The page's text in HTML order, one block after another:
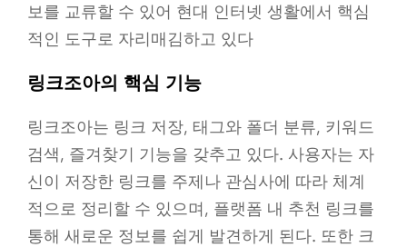
보를 교류할 수 있어 현대 인터넷 생활에서 핵심
적인 도구로 자리매김하고 있다
링크조아의 핵심 기능
링크조아는 링크 저장, 태그와 폴더 분류, 키워드
검색, 즐겨찾기 기능을 갖추고 있다. 사용자는 자
신이 저장한 링크를 주제나 관심사에 따라 체계
적으로 정리할 수 있으며, 플랫폼 내 추천 링크를
통해 새로운 정보를 쉽게 발견하게 된다. 또한 크